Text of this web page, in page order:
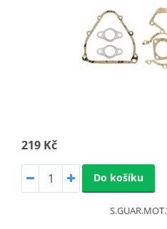
219 Kč
Do košíku